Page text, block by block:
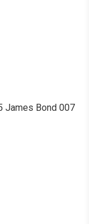
James Bond 007